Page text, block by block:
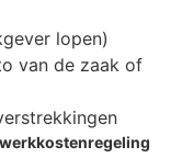
lopen)
van de zaak of
werkkostenregeling